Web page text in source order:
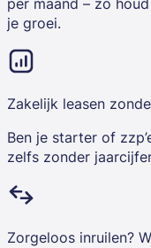
je groei.
Zakelijk leasen
Ben je starter of
zelfs zonder
Zorgeloos inruilen?